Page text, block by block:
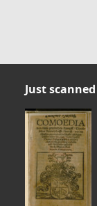
Just scanned